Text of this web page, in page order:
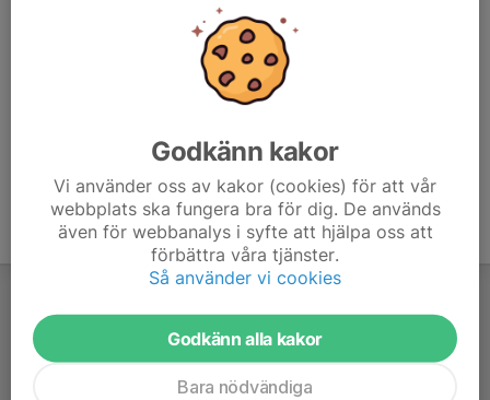
Godkänn kakor
Vi använder oss av kakor (cookies) för att vår
webbplats ska fungera bra för dig. De används
även för webbanalys i syfte att hjälpa oss att
förbättra våra tjänster.
Så använder vi cookies
Godkänn alla kakor
Bara nödvändiga